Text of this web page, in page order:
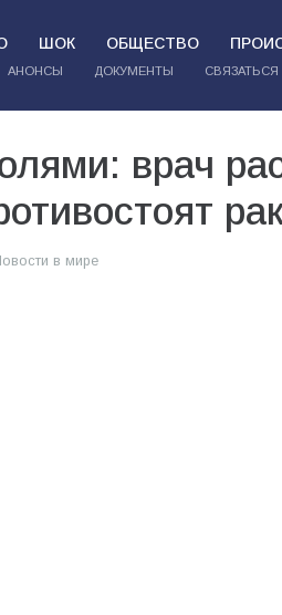
ШОК ОБЩЕСТВО
АНОНСЫ ДОКУМЕНТЫ
врач
в мире